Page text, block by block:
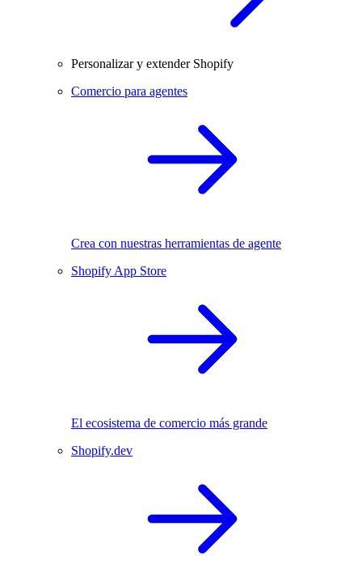
Personalizar y extender Shopify
Comercio para agentes
Crea con nuestras herramientas de agente
Shopify App Store
El ecosistema de comercio más grande
Shopify.dev